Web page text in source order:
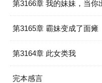
第3166章 我的妹妹，当
第3165章 霸妹变成了面瘫
第3164章 此女类我
完本感言